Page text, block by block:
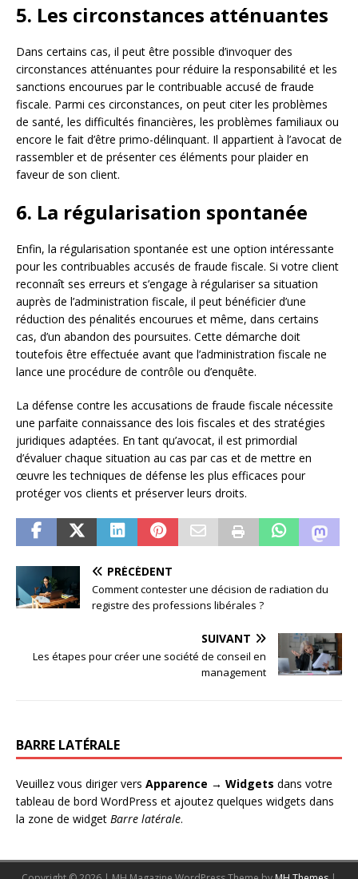
5. Les circonstances atténuantes
Dans certains cas, il peut être possible d’invoquer des
circonstances atténuantes pour réduire la responsabilité et les
sanctions encourues par le contribuable accusé de fraude
fiscale. Parmi ces circonstances, on peut citer les problèmes
de santé, les difficultés financières, les problèmes familiaux ou
encore le fait d’être primo-délinquant. Il appartient à l’avocat de
rassembler et de présenter ces éléments pour plaider en
faveur de son client.
6. La régularisation spontanée
Enfin, la régularisation spontanée est une option intéressante
pour les contribuables accusés de fraude fiscale. Si votre client
reconnaît ses erreurs et s’engage à régulariser sa situation
auprès de l’administration fiscale, il peut bénéficier d’une
réduction des pénalités encourues et même, dans certains
cas, d’un abandon des poursuites. Cette démarche doit
toutefois être effectuée avant que l’administration fiscale ne
lance une procédure de contrôle ou d’enquête.
La défense contre les accusations de fraude fiscale nécessite
une parfaite connaissance des lois fiscales et des stratégies
juridiques adaptées. En tant qu’avocat, il est primordial
d’évaluer chaque situation au cas par cas et de mettre en
œuvre les techniques de défense les plus efficaces pour
protéger vos clients et préserver leurs droits.
PRÉCÉDENT
Comment contester une décision de radiation du
registre des professions libérales ?
SUIVANT
Les étapes pour créer une société de conseil en
management
BARRE LATÉRALE
Veuillez vous diriger vers Apparence → Widgets dans votre
tableau de bord WordPress et ajoutez quelques widgets dans
la zone de widget Barre latérale.